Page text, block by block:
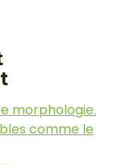
morphologie.
comme le